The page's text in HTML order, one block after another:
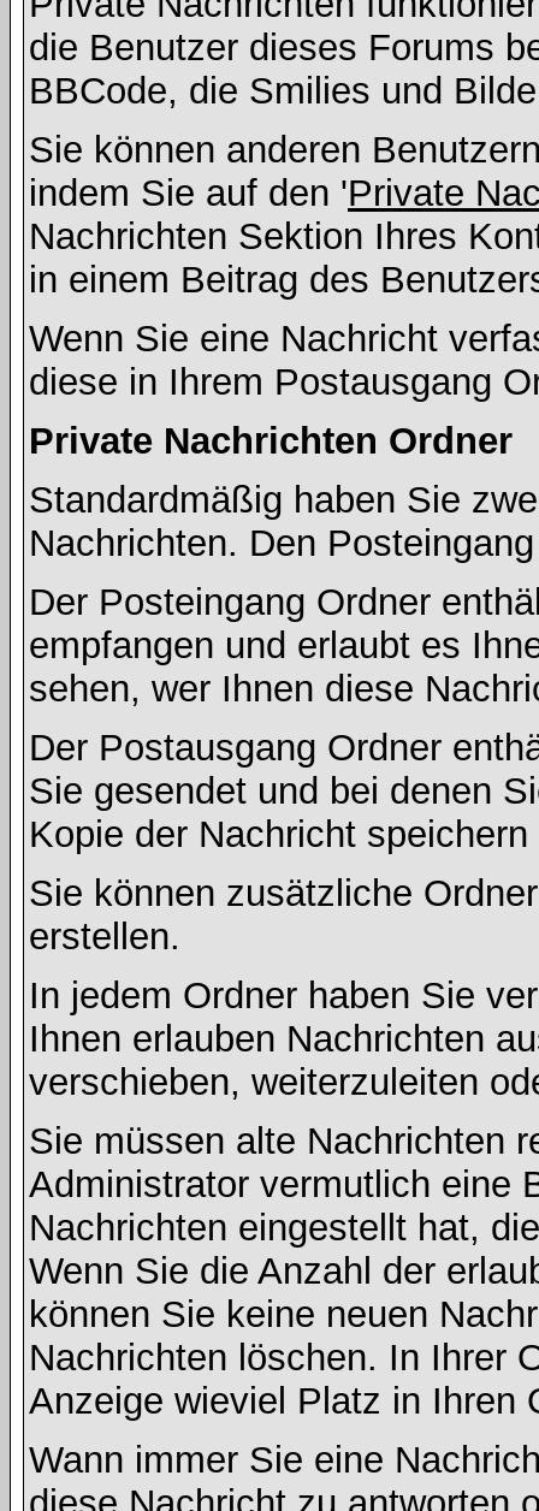
die Benutzer dieses Forums
BBCode, die Smilies und
Sie können anderen
indem Sie auf den 'Private
Nachrichten Sektion Ihres
in einem Beitrag des
Wenn Sie eine Nachricht
diese in Ihrem Postausgang
Private Nachrichten Ordner
Standardmäßig haben Sie
Nachrichten. Den
Der Posteingang Ordner
empfangen und erlaubt es
sehen, wer Ihnen diese
Der Postausgang Ordner
Sie gesendet und bei denen
Kopie der Nachricht
Sie können zusätzliche
erstellen.
In jedem Ordner haben Sie
Ihnen erlauben Nachrichten
verschieben, weiterzuleiten
Sie müssen alte Nachrichten
Administrator vermutlich eine
Nachrichten eingestellt hat,
Wenn Sie die Anzahl der
können Sie keine neuen
Nachrichten löschen. In Ihrer
Anzeige wieviel Platz in Ihren
Wann immer Sie eine